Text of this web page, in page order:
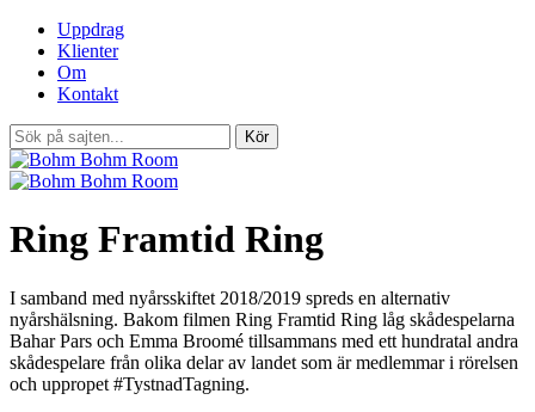
Uppdrag
Klienter
Om
Kontakt
Ring Framtid Ring
I samband med nyårsskiftet 2018/2019 spreds en alternativ
nyårshälsning. Bakom filmen Ring Framtid Ring låg skådespelarna
Bahar Pars och Emma Broomé tillsammans med ett hundratal andra
skådespelare från olika delar av landet som är medlemmar i rörelsen
och uppropet #TystnadTagning.